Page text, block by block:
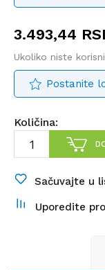
3.493,44
Ukoliko niste
Postanite
Količina:
Sačuvajte u
Uporedite